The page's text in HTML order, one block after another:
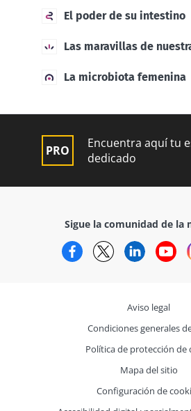
El poder de su intestino
Las maravillas de
La microbiota femenina
Encuentra aquí tu
dedicado
Sigue la comunidad de la
FacebookTwitter
Aviso legal
Condiciones generales
Política de protección de
Mapa del sitio
Configuración de